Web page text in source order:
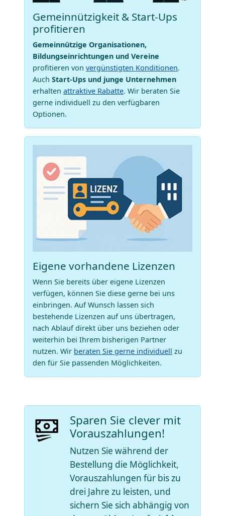
Gemeinnützigkeit & Start-Ups
profitieren
Gemeinnützige Organisationen,
Bildungseinrichtungen und Vereine
profitieren von vergünstigten Konditionen.
Auch Start-Ups und junge Unternehmen
erhalten attraktive Rabatte. Wir beraten Sie
gerne individuell zu den verfügbaren
Optionen.
Eigene vorhandene Lizenzen
Wenn Sie bereits über eigene Lizenzen
verfügen, können Sie diese gerne bei uns
einbringen. Auf Wunsch lassen sich
bestehende Lizenzen auf uns übertragen,
nach Ablauf direkt über uns beziehen oder
weiterhin bei Ihrem bisherigen Partner
nutzen. Wir beraten Sie gerne individuell zu
den für Sie passenden Möglichkeiten.
Sparen Sie clever mit
Vorauszahlungen!
Nutzen Sie während der
Bestellung die Möglichkeit,
Vorauszahlungen für bis zu
drei Jahre zu leisten, und
sichern Sie sich abhängig von